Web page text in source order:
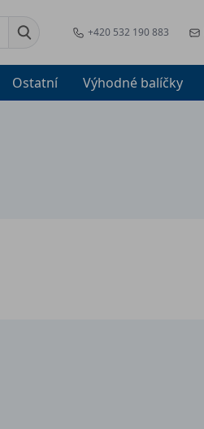
+420 532 190 883
Ostatní Výhodné balíčky